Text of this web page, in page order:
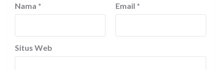
Nama * Email *
Situs Web